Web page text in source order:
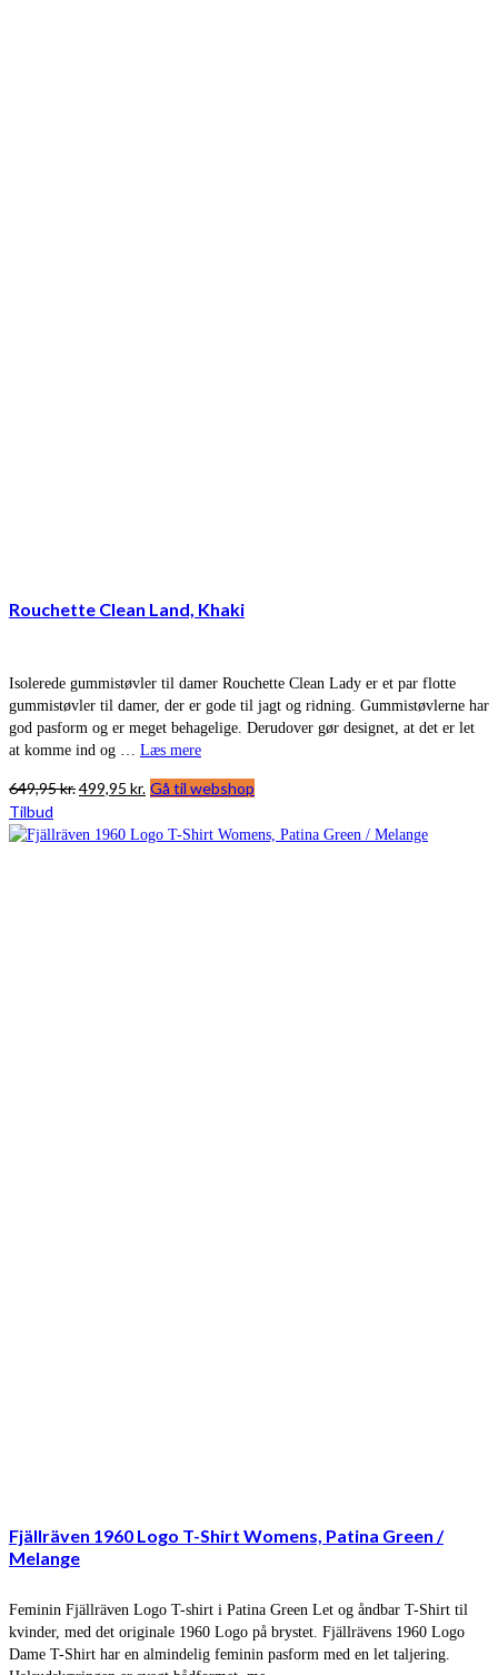
Rouchette Clean Land, Khaki
Isolerede gummistøvler til damer Rouchette Clean Lady er et par flotte
gummistøvler til damer, der er gode til jagt og ridning. Gummistøvlerne har
god pasform og er meget behagelige. Derudover gør designet, at det er let
at komme ind og … Læs mere
649,95kr.Den
pris
499,95 kr. Den
pris
Gå til webshop
Tilbud
Fjällräven 1960 Logo T-Shirt Womens, Patina Green /
Melange
Feminin Fjällräven Logo T-shirt i Patina Green Let og åndbar T-Shirt til
kvinder, med det originale 1960 Logo på brystet. Fjällrävens 1960 Logo
Dame T-Shirt har en almindelig feminin pasform med en let taljering.